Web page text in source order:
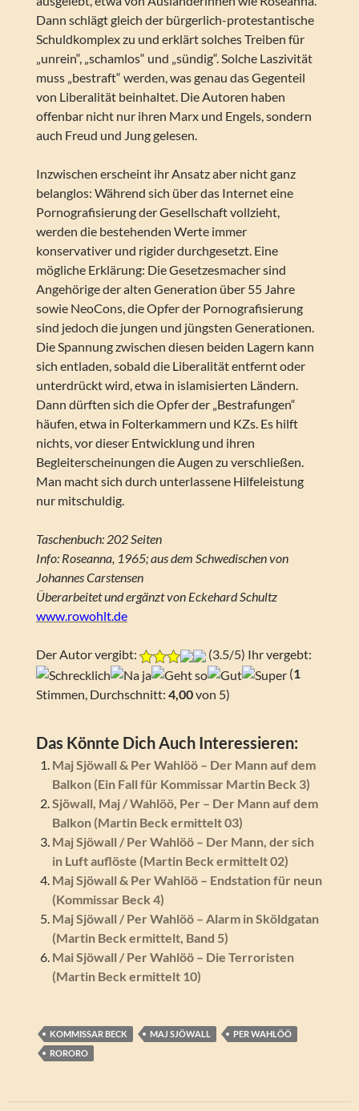
Dann schlägt gleich der bürgerlich-protestantische
Schuldkomplex zu und erklärt solches Treiben für
„unrein“, „schamlos“ und „sündig“. Solche Laszivität
muss „bestraft“ werden, was genau das Gegenteil
von Liberalität beinhaltet. Die Autoren haben
offenbar nicht nur ihren Marx und Engels, sondern
auch Freud und Jung gelesen.
Inzwischen erscheint ihr Ansatz aber nicht ganz
belanglos: Während sich über das Internet eine
Pornografisierung der Gesellschaft vollzieht,
werden die bestehenden Werte immer
konservativer und rigider durchgesetzt. Eine
mögliche Erklärung: Die Gesetzesmacher sind
Angehörige der alten Generation über 55 Jahre
sowie NeoCons, die Opfer der Pornografisierung
sind jedoch die jungen und jüngsten Generationen.
Die Spannung zwischen diesen beiden Lagern kann
sich entladen, sobald die Liberalität entfernt oder
unterdrückt wird, etwa in islamisierten Ländern.
Dann dürften sich die Opfer der „Bestrafungen“
häufen, etwa in Folterkammern und KZs. Es hilft
nichts, vor dieser Entwicklung und ihren
Begleiterscheinungen die Augen zu verschließen.
Man macht sich durch unterlassene Hilfeleistung
nur mitschuldig.
Taschenbuch: 202 Seiten
Info: Roseanna, 1965; aus dem Schwedischen von
Johannes Carstensen
Überarbeitet und ergänzt von Eckehard Schultz
www.rowohlt.de
Der Autor vergibt:
(3.5/5) Ihr vergebt:
(1
Stimmen, Durchschnitt: 4,00von 5)
Das Könnte Dich Auch Interessieren:
Maj Sjöwall & Per Wahlöö – Der Mann auf dem
Balkon (Ein Fall für Kommissar Martin Beck 3)
Sjöwall, Maj / Wahlöö, Per – Der Mann auf dem
Balkon (Martin Beck ermittelt 03)
Maj Sjöwall / Per Wahlöö – Der Mann, der sich
in Luft auflöste (Martin Beck ermittelt 02)
Maj Sjöwall & Per Wahlöö – Endstation für neun
(Kommissar Beck 4)
Maj Sjöwall / Per Wahlöö – Alarm in Sköldgatan
(Martin Beck ermittelt, Band 5)
Mai Sjöwall / Per Wahlöö – Die Terroristen
(Martin Beck ermittelt 10)
KOMMISSAR BECK MAJ SJÖWALL
PER WAHLÖÖ
RORORO